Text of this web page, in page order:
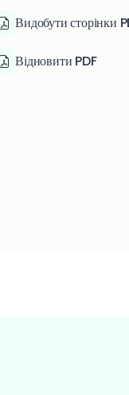
Видобути сторінки
Відновити PDF